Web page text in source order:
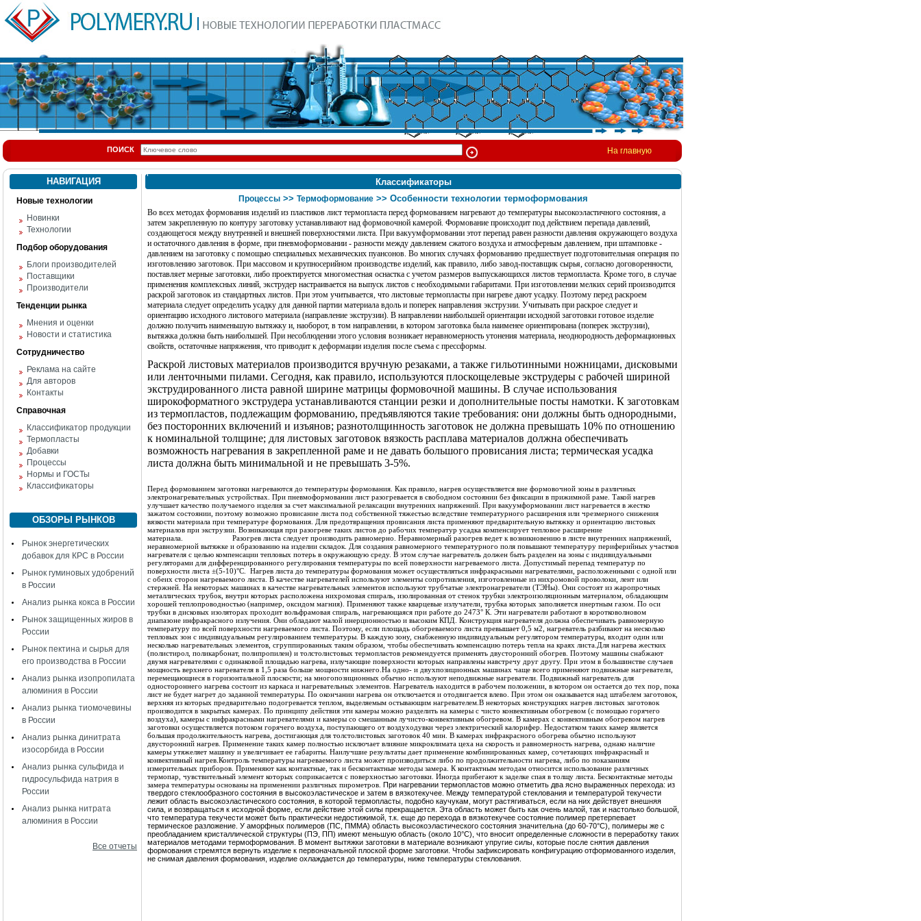
ПОИСК На главную
НАВИГАЦИЯ
Новые технологии
Новинки
Технологии
Подбор оборудования
Блоги производителей
Поставщики
Производители
Тенденции рынка
Мнения и оценки
Новости и статистика
Сотрудничество
Реклама на сайте
Для авторов
Контакты
Справочная
Классификатор продукции
Термопласты
Добавки
Процессы
Нормы и ГОСТы
Классификаторы
ОБЗОРЫ РЫНКОВ
Рынок энергетических
добавок для КРС в России
Рынок гуминовых удобрений
в России
Анализ рынка кокса в России
Рынок защищенных жиров в
России
Рынок пектина и сырья для
его производства в России
Анализ рынка изопропилата
алюминия в России
Анализ рынка тиомочевины
в России
Анализ рынка динитрата
изосорбида в России
Анализ рынка сульфида и
гидросульфида натрия в
России
Анализ рынка нитрата
алюминия в России
Все отчеты
Классификаторы
Процессы >> Термоформование >> Особенности технологии термоформования
Во всех методах формования изделий из пластиков лист термопласта перед формованием нагревают до температуры высокоэластичного состояния, а
затем закрепленную по контуру заготовку устанавливают над формовочной камерой. Формование происходит под действием перепада давлений,
создающегося между внутренней и внешней поверхностями листа. При вакуумформовании этот перепад равен разности давления окружающего воздуха
и остаточного давления в форме, при пневмоформовании - разности между давлением сжатого воздуха и атмосферным давлением, при штамповке -
давлением на заготовку с помощью специальных механических пуансонов. Во многих случаях формованию предшествует подготовительная операция по
изготовлению заготовок. При массовом и крупносерийном производстве изделий, как правило, либо завод-поставщик сырья, согласно договоренности,
поставляет мерные заготовки, либо проектируется многоместная оснастка с учетом размеров выпускающихся листов термопласта. Кроме того, в случае
применения комплексных линий, экструдер настраивается на выпуск листов с необходимыми габаритами. При изготовлении мелких серий производится
раскрой заготовок из стандартных листов. При этом учитывается, что листовые термопласты при нагреве дают усадку. Поэтому перед раскроем
материала следует определить усадку для данной партии материала вдоль и поперек направления экструзии. Учитывать при раскрое следует и
ориентацию исходного листового материала (направление экструзии). В направлении наибольшей ориентации исходной заготовки готовое изделие
должно получить наименьшую вытяжку и, наоборот, в том направлении, в котором заготовка была наименее ориентирована (поперек экструзии),
вытяжка должна быть наибольшей. При несоблюдении этого условия возникает неравномерность утонения материала, неоднородность деформационных
свойств, остаточные напряжения, что приводит к деформации изделия после съема с прессформы.
Раскрой листовых материалов производится вручную резаками, а также гильотинными ножницами, дисковыми
или ленточными пилами. Сегодня, как правило, используются плоскощелевые экструдеры с рабочей шириной
экструдированного листа равной ширине матрицы формовочной машины. В случае использования
широкоформатного экструдера устанавливаются станции резки и дополнительные посты намотки. К заготовкам
из термопластов, подлежащим формованию, предъявляются такие требования: они должны быть однородными,
без посторонних включений и изъянов; разнотолщинность заготовок не должна превышать 10% по отношению
к номинальной толщине; для листовых заготовок вязкость расплава материалов должна обеспечивать
возможность нагревания в закрепленной раме и не давать большого провисания листа; термическая усадка
листа должна быть минимальной и не превышать 3-5%.
Перед формованием заготовки нагреваются до температуры формования. Как правило, нагрев осуществляется вне формовочной зоны в различных
электронагревательных устройствах. При пневмоформовании лист разогревается в свободном состоянии без фиксации в прижимной раме. Такой нагрев
улучшает качество получаемого изделия за счет максимальной релаксации внутренних напряжений. При вакуумформовании лист нагревается в жестко
зажатом состоянии, поэтому возможно провисание листа под собственной тяжестью вследствие температурного расширения или чрезмерного снижения
вязкости материала при температуре формования. Для предотвращения провисания листа применяют предварительную вытяжку и ориентацию листовых
материалов при экструзии. Возникающая при разогреве таких листов до рабочих температур усадка компенсирует тепловое расширение
материала.
Разогрев листа следует производить равномерно. Неравномерный разогрев ведет к возникновению в листе внутренних напряжений,
неравномерной вытяжке и образованию на изделии складок. Для создания равномерного температурного поля повышают температуру периферийных участков
нагревателя с целью компенсации тепловых потерь в окружающую среду. В этом случае нагреватель должен быть разделен на зоны с индивидуальными
регуляторами для дифференцированного регулирования температуры по всей поверхности нагреваемого листа. Допустимый перепад температур по
поверхности листа ±(5-10)°С.
Нагрев листа до температуры формования может осуществляться инфракрасными нагревателями, расположенными с одной или
с обеих сторон нагреваемого листа. В качестве нагревателей используют элементы сопротивления, изготовленные из нихромовой проволоки, лент или
стержней. На некоторых машинах в качестве нагревательных элементов используют трубчатые электронагреватели (ТЭНы). Они состоят из жаропрочных
металлических трубок, внутри которых расположена нихромовая спираль, изолированная от стенок трубки электроизоляционным материалом, обладающим
хорошей теплопроводностью (например, оксидом магния). Применяют также кварцевые излучатели, трубка которых заполняется инертным газом. По оси
трубки в дисковых изоляторах проходит вольфрамовая спираль, нагревающаяся при работе до 2473° К. Эти нагреватели работают в коротковолновом
диапазоне инфракрасного излучения. Они обладают малой инерционностью и высоким КПД. Конструкция нагревателя должна обеспечивать равномерную
температуру по всей поверхности нагреваемого листа. Поэтому, если площадь обогреваемого листа превышает 0,5 м2, нагреватель разбивают на несколько
тепловых зон с индивидуальным регулированием температуры. В каждую зону, снабженную индивидуальным регулятором температуры, входит один или
несколько нагревательных элементов, сгруппированных таким образом, чтобы обеспечивать компенсацию потерь тепла на краях листа. Для нагрева жестких
(полистирол, поликарбонат, полипропилен) и толстолистовых термопластов рекомендуется применять двусторонний обогрев. Поэтому машины снабжают
двумя нагревателями с одинаковой площадью нагрева, излучающие поверхности которых направлены навстречу друг другу. При этом в большинстве случаев
мощность верхнего нагревателя в 1,5 раза больше мощности нижнего. На одно- и двухпозиционных машинах чаще всего применяют подвижные нагреватели,
перемещающиеся в горизонтальной плоскости; на многопозиционных обычно используют неподвижные нагреватели. Подвижный нагреватель для
одностороннего нагрева состоит из каркаса и нагревательных элементов. Нагреватель находится в рабочем положении, в котором он остается до тех пор, пока
лист не будет нагрет до заданной температуры. По окончании нагрева он отключается и отодвигается влево. При этом он оказывается над штабелем заготовок,
верхняя из которых предварительно подогревается теплом, выделяемым остывающим нагревателем. В некоторых конструкциях нагрев листовых заготовок
производится в закрытых камерах. По принципу действия эти камеры можно разделить на камеры с чисто конвективным обогревом (с помощью горячего
воздуха), камеры с инфракрасными нагревателями и камеры со смешанным лучисто-конвективным обогревом. В камерах с конвективным обогревом нагрев
заготовки осуществляется потоком горячего воздуха, поступающего от воздуходувки через электрический калорифер. Недостатком таких камер является
большая продолжительность нагрева, достигающая для толстолистовых заготовок 40 мин. В камерах инфракрасного обогрева обычно используют
двусторонний нагрев. Применение таких камер полностью исключает влияние микроклимата цеха на скорость и равномерность нагрева, однако наличие
камеры утяжеляет машину и увеличивает ее габариты. Наилучшие результаты дает применение комбинированных камер, сочетающих инфракрасный и
конвективный нагрев. Контроль температуры нагреваемого листа может производиться либо по продолжительности нагрева, либо по показаниям
измерительных приборов. Применяют как контактные, так и бесконтактные методы замера. К контактным методам относится использование различных
термопар, чувствительный элемент которых соприкасается с поверхностью заготовки. Иногда прибегают к заделке спая в толщу листа. Бесконтактные методы
замера температуры основаны на применении различных пирометров. При нагревании термопластов можно отметить два ясно выраженных перехода: из
твердого стеклообразного состояния в высокоэластическое и затем в вязкотекучее. Между температурой стеклования и температурой текучести
лежит область высокоэластического состояния, в которой термопласты, подобно каучукам, могут растягиваться, если на них действует внешняя
сила, и возвращаться к исходной форме, если действие этой силы прекращается. Эта область может быть как очень малой, так и настолько большой,
что температура текучести может быть практически недостижимой, т.к. еще до перехода в вязкотекучее состояние полимер претерпевает
термическое разложение. У аморфных полимеров (ПС, ПММА) область высокоэластического состояния значительна (до 60-70°С), полимеры же с
преобладанием кристаллической структуры (ПЭ, ПП) имеют меньшую область (около 10°С), что вносит определенные сложности в переработку таких
материалов методами термоформования. В момент вытяжки заготовки в материале возникают упругие силы, которые после снятия давления
формования стремятся вернуть изделие к первоначальной плоской форме заготовки. Чтобы зафиксировать конфигурацию отформованного изделия,
не снимая давления формования, изделие охлаждается до температуры, ниже температуры стеклования.